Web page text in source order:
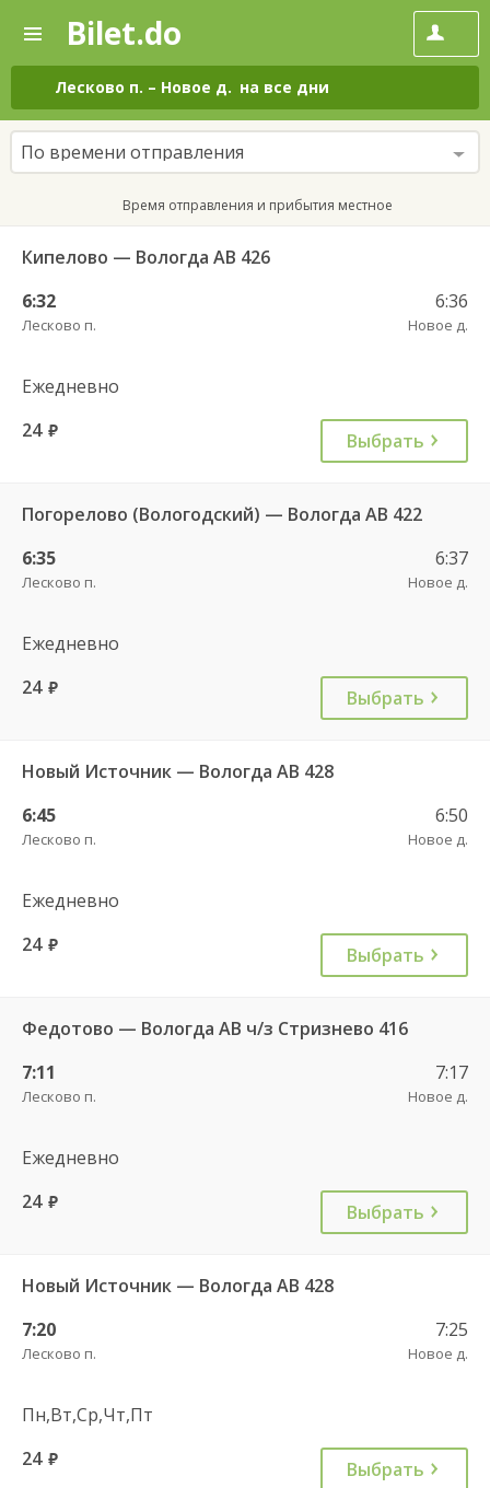
—
Поиск
и
покупка
билетов
на
автобус
онлайн
Bilet.do
Лесково п. – Новое д. на все дни
По времени отправления
Время отправления и прибытия местное
Кипелово — Вологда АВ 426
6:32
Лесково п.
6:36
Новое д.
Ежедневно
24 руб. Выбрать
Погорелово (Вологодский) — Вологда АВ 422
6:35
Лесково п.
6:37
Новое д.
Ежедневно
24 руб. Выбрать
Новый Источник — Вологда АВ 428
6:45
Лесково п.
6:50
Новое д.
Ежедневно
24 руб. Выбрать
Федотово — Вологда АВ ч/з Стризнево 416
7:11
Лесково п.
7:17
Новое д.
Ежедневно
24 руб. Выбрать
Новый Источник — Вологда АВ 428
7:20
Лесково п.
7:25
Новое д.
Пн,Вт,Ср,Чт,Пт
24 руб. Выбрать